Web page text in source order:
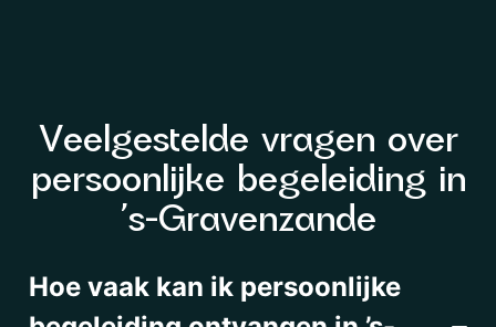
Veelgestelde vragen over
persoonlijke begeleiding in
’s-Gravenzande
Hoe vaak kan ik persoonlijke